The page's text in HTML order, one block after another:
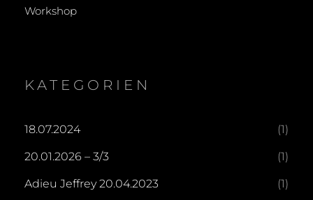
Workshop
KATEGORIEN
18.07.2024 (1)
20.01.2026 – 3/3 (1)
Adieu Jeffrey 20.04.2023 (1)